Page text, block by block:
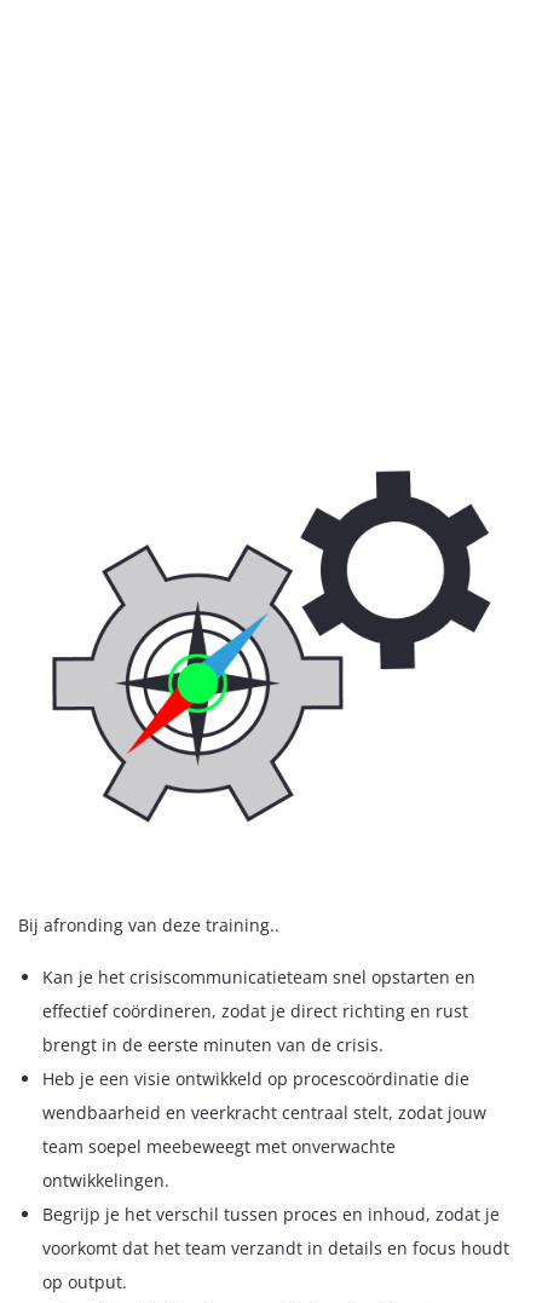
Bij afronding van deze training..
Kan je het crisiscommunicatieteam snel opstarten en
effectief coördineren, zodat je direct richting en rust
brengt in de eerste minuten van de crisis.
Heb je een visie ontwikkeld op procescoördinatie die
wendbaarheid en veerkracht centraal stelt, zodat jouw
team soepel meebeweegt met onverwachte
ontwikkelingen.
Begrijp je het verschil tussen proces en inhoud, zodat je
voorkomt dat het team verzandt in details en focus houdt
op output.